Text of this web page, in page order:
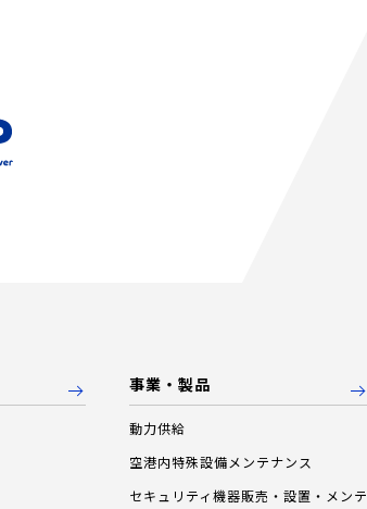
事業・製品
動力供給
空港内特殊設備メンテナンス
セキュリティ機器販売・設置・メンテ